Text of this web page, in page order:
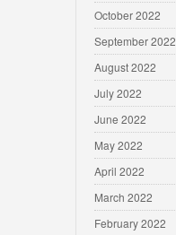
October 2022
September 2022
August 2022
July 2022
June 2022
May 2022
April 2022
March 2022
February 2022